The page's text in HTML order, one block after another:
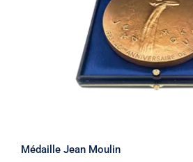
Médaille Jean Moulin